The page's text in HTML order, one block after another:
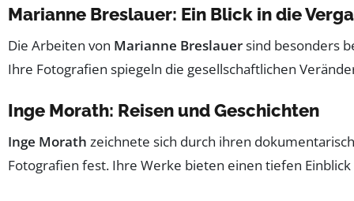
Marianne Breslauer: Ein Blick in die
Die Arbeiten von Marianne Breslauersind besonders
Ihre Fotografien spiegeln die gesellschaftlichen
Inge Morath: Reisen und Geschichten
Inge Morath zeichnete sich durch ihren
Fotografien fest. Ihre Werke bieten einen tiefen